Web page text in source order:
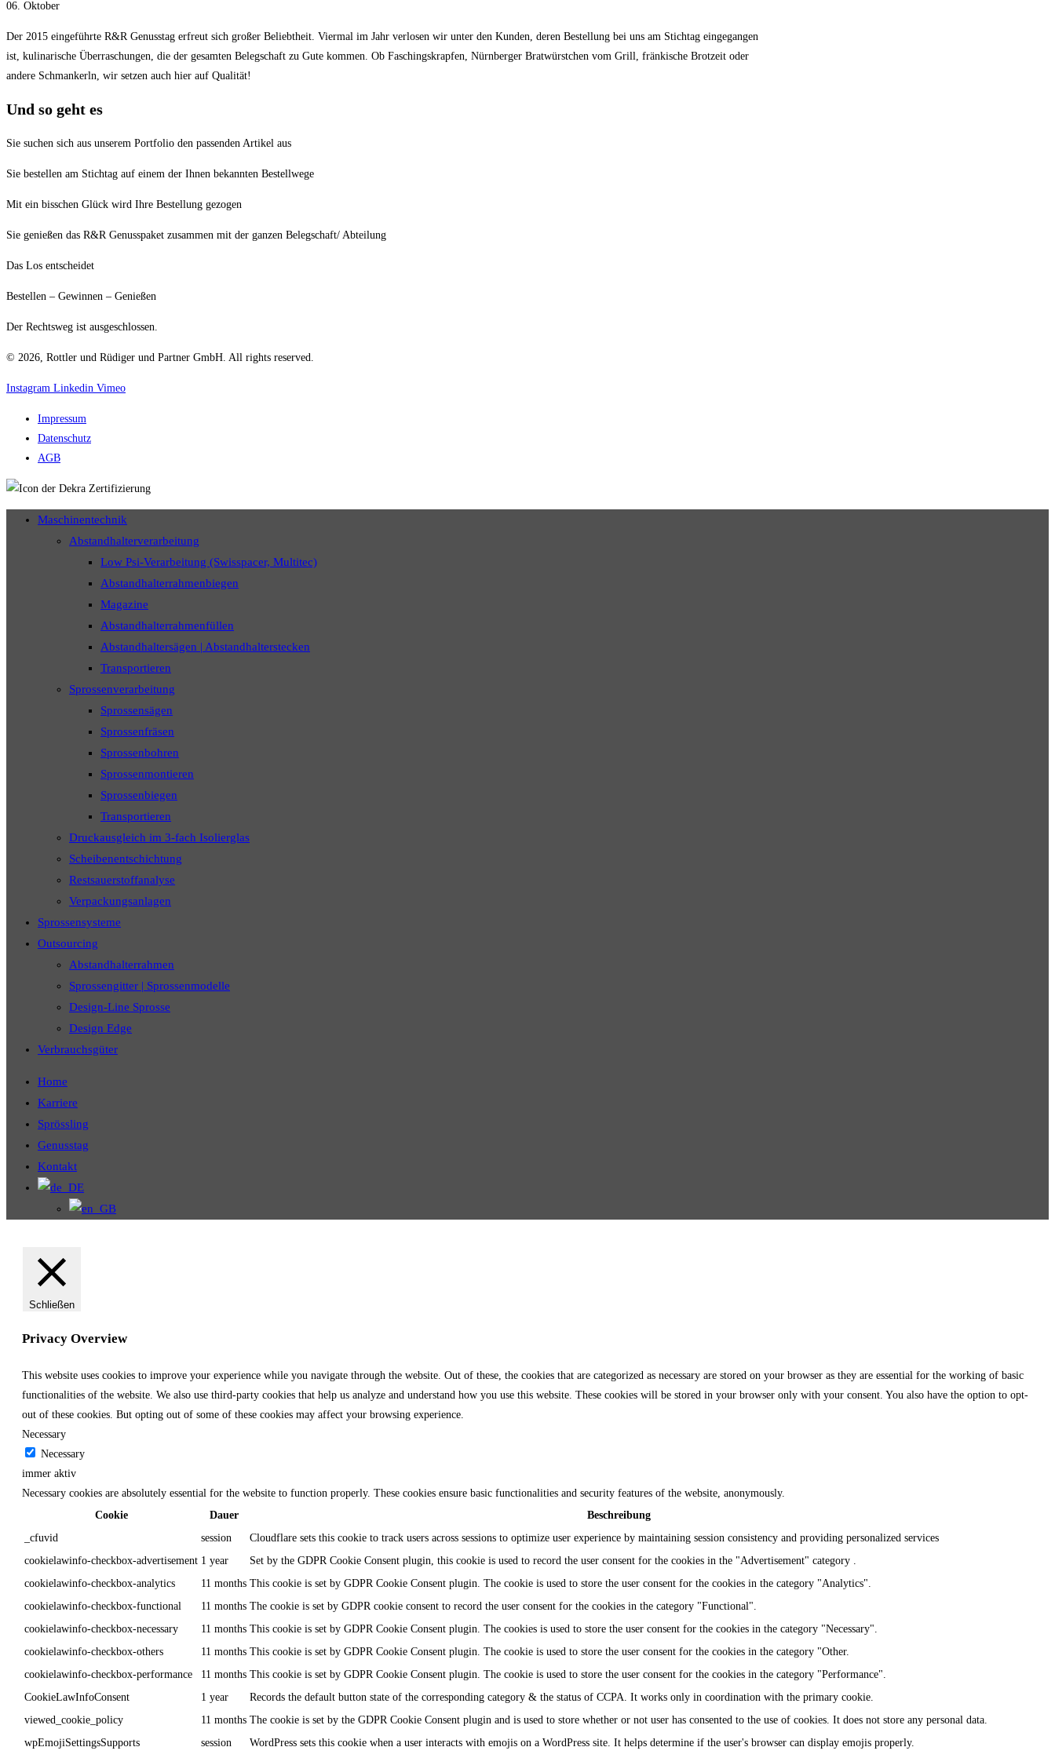
06. Oktober
Der 2015 eingeführte R&R Genusstag erfreut sich großer Beliebtheit. Viermal im Jahr verlosen wir unter den Kunden, deren Bestellung bei uns am Stichtag eingegangen
ist, kulinarische Überraschungen, die der gesamten Belegschaft zu Gute kommen. Ob Faschingskrapfen, Nürnberger Bratwürstchen vom Grill, fränkische Brotzeit oder
andere Schmankerln, wir setzen auch hier auf Qualität!
Und so geht es
Sie suchen sich aus unserem Portfolio den passenden Artikel aus
Sie bestellen am Stichtag auf einem der Ihnen bekannten Bestellwege
Mit ein bisschen Glück wird Ihre Bestellung gezogen
Sie genießen das R&R Genusspaket zusammen mit der ganzen Belegschaft/ Abteilung
Das Los entscheidet
Bestellen – Gewinnen – Genießen
Der Rechtsweg ist ausgeschlossen.
© 2026, Rottler und Rüdiger und Partner GmbH. All rights reserved.
Instagram Linkedin Vimeo
Impressum
Datenschutz
AGB
Maschinentechnik
Abstandhalterverarbeitung
Low Psi-Verarbeitung (Swisspacer, Multitec)
Abstandhalterrahmenbiegen
Magazine
Abstandhalterrahmenfüllen
Abstandhaltersägen | Abstandhalterstecken
Transportieren
Sprossenverarbeitung
Sprossensägen
Sprossenfräsen
Sprossenbohren
Sprossenmontieren
Sprossenbiegen
Transportieren
Druckausgleich im 3-fach Isolierglas
Scheibenentschichtung
Restsauerstoffanalyse
Verpackungsanlagen
Sprossensysteme
Outsourcing
Abstandhalterrahmen
Sprossengitter | Sprossenmodelle
Design-Line Sprosse
Design Edge
Verbrauchsgüter
Home
Karriere
Sprössling
Genusstag
Kontakt
Schließen
Privacy Overview
This website uses cookies to improve your experience while you navigate through the website. Out of these, the cookies that are categorized as necessary are stored on your browser as they are essential for the working of basic
functionalities of the website. We also use third-party cookies that help us analyze and understand how you use this website. These cookies will be stored in your browser only with your consent. You also have the option to opt-
out of these cookies. But opting out of some of these cookies may affect your browsing experience.
Necessary
Necessary
immer aktiv
Necessary cookies are absolutely essential for the website to function properly. These cookies ensure basic functionalities and security features of the website, anonymously.
Cookie
Dauer
Beschreibung
_cfuvid
session
Cloudflare sets this cookie to track users across sessions to optimize user experience by maintaining session consistency and providing personalized services
cookielawinfo-checkbox-advertisement 1 year
Set by the GDPR Cookie Consent plugin, this cookie is used to record the user consent for the cookies in the "Advertisement" category .
cookielawinfo-checkbox-analytics
11 months This cookie is set by GDPR Cookie Consent plugin. The cookie is used to store the user consent for the cookies in the category "Analytics".
cookielawinfo-checkbox-functional
11 months The cookie is set by GDPR cookie consent to record the user consent for the cookies in the category "Functional".
cookielawinfo-checkbox-necessary
11 months This cookie is set by GDPR Cookie Consent plugin. The cookies is used to store the user consent for the cookies in the category "Necessary".
cookielawinfo-checkbox-others
11 months This cookie is set by GDPR Cookie Consent plugin. The cookie is used to store the user consent for the cookies in the category "Other.
cookielawinfo-checkbox-performance
11 months This cookie is set by GDPR Cookie Consent plugin. The cookie is used to store the user consent for the cookies in the category "Performance".
CookieLawInfoConsent
1 year
Records the default button state of the corresponding category & the status of CCPA. It works only in coordination with the primary cookie.
viewed_cookie_policy
11 months The cookie is set by the GDPR Cookie Consent plugin and is used to store whether or not user has consented to the use of cookies. It does not store any personal data.
wpEmojiSettingsSupports
session WordPress sets this cookie when a user interacts with emojis on a WordPress site. It helps determine if the user's browser can display emojis properly.